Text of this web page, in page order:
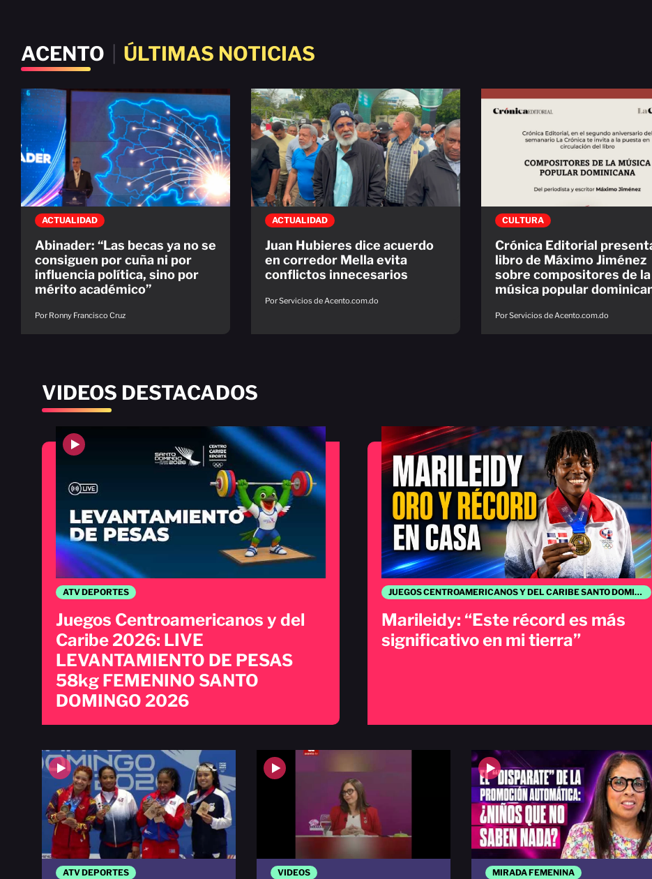
ACENTO ÚLTIMAS NOTICIAS
ACTUALIDAD
Abinader: “Las becas ya no se
consiguen por cuña ni por
influencia política, sino por
mérito académico”
Por Ronny Francisco Cruz
ACTUALIDAD
Juan Hubieres dice acuerdo
en corredor Mella evita
conflictos innecesarios
Por Servicios de Acento.com.do
CULTURA
Crónica Editorial
libro de Máximo Jiménez
sobre compositores de la
música popular
Por Servicios de Acento.com.do
VIDEOS DESTACADOS
ATV DEPORTES
Juegos Centroamericanos y del
Caribe 2026: LIVE
LEVANTAMIENTO DE PESAS
58kg FEMENINO SANTO
DOMINGO 2026
JUEGOS CENTROAMERICANOS Y DEL CARIBE SANTO DOMINGO 2026
Marileidy: “Este récord es más
significativo en mi tierra”
ATV DEPORTES VIDEOS MIRADA FEMENINA